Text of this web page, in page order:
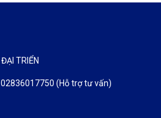
TRIỂN
(Hỗ trợ tư vấn)